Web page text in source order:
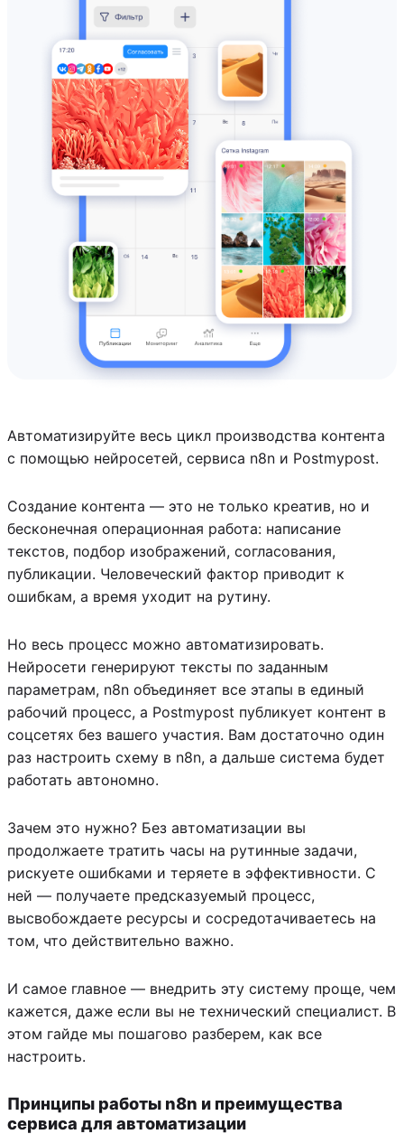
Автоматизируйте весь цикл производства контента
с помощью нейросетей, сервиса n8n и Postmypost.
Создание контента — это не только креатив, но и
бесконечная операционная работа: написание
текстов, подбор изображений, согласования,
публикации. Человеческий фактор приводит к
ошибкам, а время уходит на рутину.
Но весь процесс можно автоматизировать.
Нейросети генерируют тексты по заданным
параметрам, n8n объединяет все этапы в единый
рабочий процесс, а Postmypost публикует контент в
соцсетях без вашего участия. Вам достаточно один
раз настроить схему в n8n, а дальше система будет
работать автономно.
Зачем это нужно? Без автоматизации вы
продолжаете тратить часы на рутинные задачи,
рискуете ошибками и теряете в эффективности. С
ней — получаете предсказуемый процесс,
высвобождаете ресурсы и сосредотачиваетесь на
том, что действительно важно.
И самое главное — внедрить эту систему проще, чем
кажется, даже если вы не технический специалист. В
этом гайде мы пошагово разберем, как все
настроить.
Принципы работы n8n и преимущества
сервиса для автоматизации